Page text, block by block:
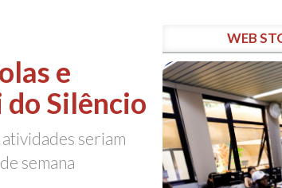
e
do Silêncio
seriam
semana
WEB